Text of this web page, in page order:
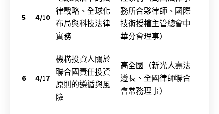
5 4/10
律戰略、全球化
布局與科技法律
實務
務所合夥律師、國際
技術授權主管總會中
華分會理事）
6 4/17
機構投資人關於
聯合國責任投資
原則的遵循與風
險
高全國（新光人壽法
遵長、全國律師聯合
會常務理事）